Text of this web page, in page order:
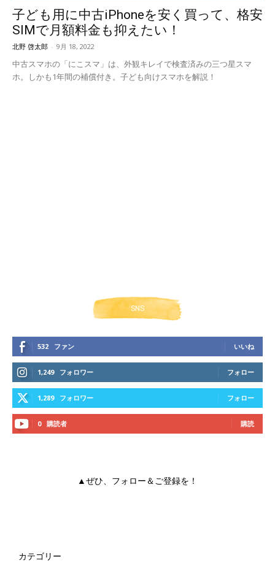
子ども用に中古iPhoneを安く買って、格安
SIMで月額料金も抑えたい！
北野 啓太郎 - 9月 18, 2022
中古スマホの「にこスマ」は、外観キレイで検査済みの三つ星スマ
ホ。しかも1年間の補償付き。子ども向けスマホを解説！
SNS
532 ファン いいね
1,249 フォロワー フォロー
1,289 フォロワー フォロー
0 購読者 購読
▲ぜひ、フォロー＆ご登録を！
カテゴリー